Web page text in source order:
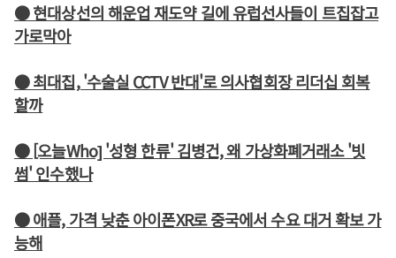
● 현대상선의 해운업 재도약 길에 유럽선사들이 트집잡고
가로막아
● 최대집, '수술실 CCTV 반대'로 의사협회장 리더십 회복
할까
● [오늘Who] '성형 한류' 김병건, 왜 가상화폐거래소 '빗
썸' 인수했나
● 애플, 가격 낮춘 아이폰XR로 중국에서 수요 대거 확보 가
능해